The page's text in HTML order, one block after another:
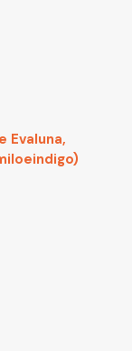
Evaluna,